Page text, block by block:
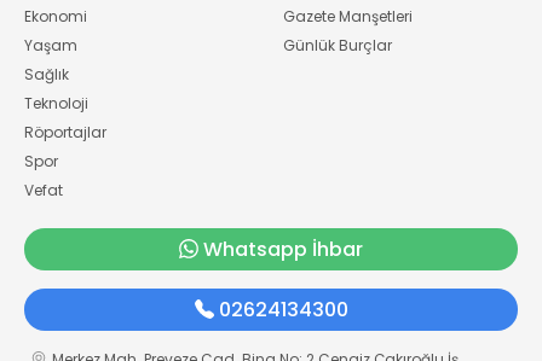
Ekonomi
Yaşam
Sağlık
Teknoloji
Röportajlar
Spor
Vefat
Gazete Manşetleri
Günlük Burçlar
Whatsapp İhbar
02624134300